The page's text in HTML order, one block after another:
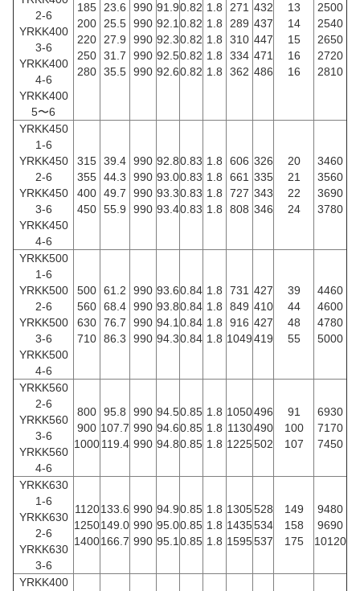
2-6
YRKK400
3-6
YRKK400
4-6
YRKK400
5〜6
185
200
220
250
280
23.6
25.5
27.9
31.7
35.5
990
990
990
990
990
91.9
92.1
92.3
92.5
92.6
0.82
0.82
0.82
0.82
0.82
1.8
1.8
1.8
1.8
1.8
271
289
310
334
362
432
437
447
471
486
13
14
15
16
16
2500
2540
2650
2720
2810
YRKK450
1-6
YRKK450
2-6
YRKK450
3-6
YRKK450
4-6
315
355
400
450
39.4
44.3
49.7
55.9
990
990
990
990
92.8
93.0
93.3
93.4
0.83
0.83
0.83
0.83
1.8
1.8
1.8
1.8
606
661
727
808
326
335
343
346
20
21
22
24
3460
3560
3690
3780
YRKK500
1-6
YRKK500
2-6
YRKK500
3-6
YRKK500
4-6
500
560
630
710
61.2
68.4
76.7
86.3
990
990
990
990
93.6
93.8
94.1
94.3
0.84
0.84
0.84
0.84
1.8
1.8
1.8
1.8
731
849
916
1049
427
410
427
419
39
44
48
55
4460
4600
4780
5000
YRKK560
2-6
YRKK560
3-6
YRKK560
4-6
800
900
1000
95.8
107.7
119.4
990
990
990
94.5
94.6
94.8
0.85
0.85
0.85
1.8
1.8
1.8
1050
1130
1225
496
490
502
91
100
107
6930
7170
7450
YRKK630
1-6
YRKK630
2-6
YRKK630
3-6
1120
1250
1400
133.6
149.0
166.7
990
990
990
94.9
95.0
95.1
0.85
0.85
0.85
1.8
1.8
1.8
1305
1435
1595
528
534
537
149
158
175
9480
9690
10120
YRKK400